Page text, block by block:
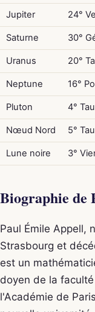
Jupiter 24°
Saturne 30°
Uranus 20°
Neptune 16°
Pluton 4°
Nœud Nord 5°
Lune noire 3°
Biographie de
Paul Émile Appell,
Strasbourg et
est un
doyen de la
l'Académie de